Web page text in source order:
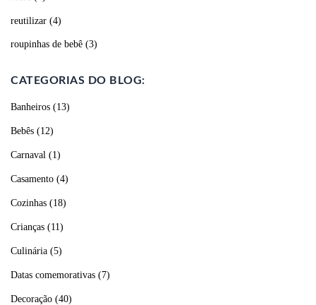
reutilizar (4)
roupinhas de bebê (3)
CATEGORIAS DO BLOG:
Banheiros (13)
Bebês (12)
Carnaval (1)
Casamento (4)
Cozinhas (18)
Crianças (11)
Culinária (5)
Datas comemorativas (7)
Decoração (40)